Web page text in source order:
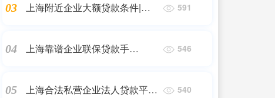
03
上海附近企业大额贷款条件|企
591
04
上海靠谱企业联保贷款手
546
05
上海合法私营企业法人贷款平
540